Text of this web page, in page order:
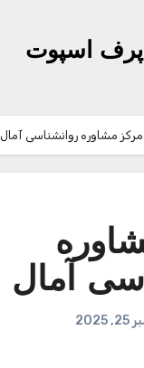
پرف اسپوت
مرکز مشاوره روانشناسی آمال
آمال